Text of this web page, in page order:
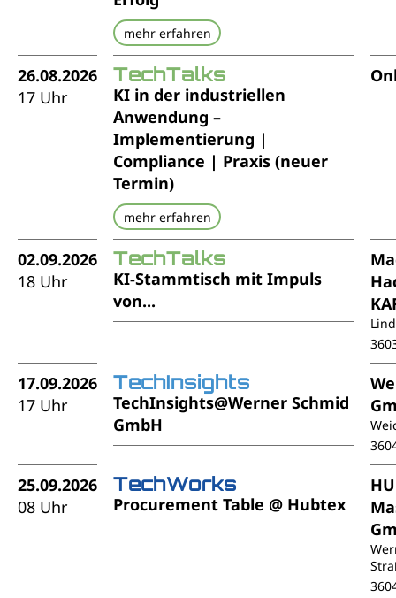
mehr erfahren
26.08.2026
17 Uhr
TechTalks
KI in der industriellen
Anwendung –
Implementierung |
Compliance | Praxis (neuer
Termin)
mehr erfahren
02.09.2026
18 Uhr
TechTalks
KI-Stammtisch mit Impuls
von...
17.09.2026
17 Uhr
TechInsights
TechInsights@Werner Schmid
GmbH
25.09.2026
08 Uhr
TechWorks
Procurement Table @ Hubtex